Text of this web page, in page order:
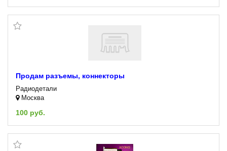
Продам разъемы, коннекторы
Радиодетали
Москва
100 руб.